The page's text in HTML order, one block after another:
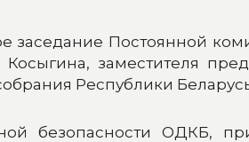
заседание Постоянной
заместителя
Республики
безопасности ОДКБ,